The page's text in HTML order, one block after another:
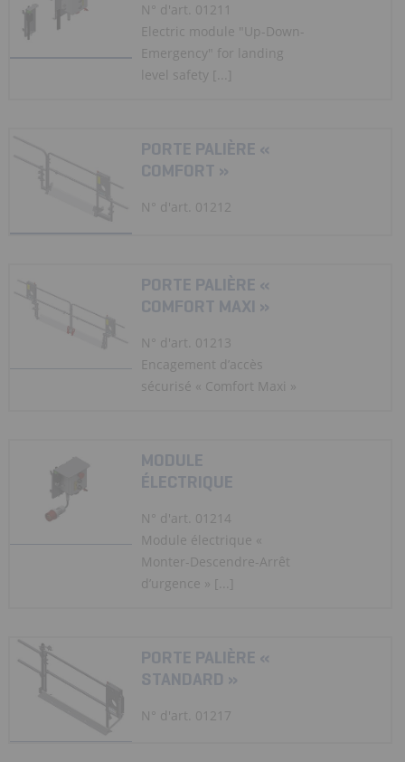
N° d'art. 01211
Electric module "Up-Down-
Emergency" for landing
level safety [...]
PORTE PALIÈRE «
COMFORT »
N° d'art. 01212
PORTE PALIÈRE «
COMFORT MAXI »
N° d'art. 01213
Encagement d’accès
sécurisé « Comfort Maxi »
MODULE
ÉLECTRIQUE
N° d'art. 01214
Module électrique «
Monter-Descendre-Arrêt
d’urgence » [...]
PORTE PALIÈRE «
STANDARD »
N° d'art. 01217